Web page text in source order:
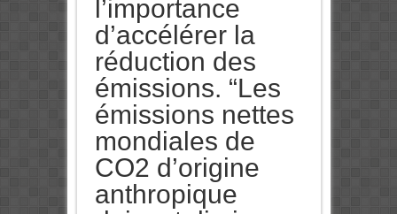
l’importance
d’accélérer la
réduction des
émissions. “Les
émissions nettes
mondiales de
CO2 d’origine
anthropique